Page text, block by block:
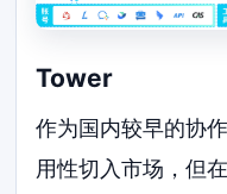
Tower
作为国内较早的协
用性切入市场，但